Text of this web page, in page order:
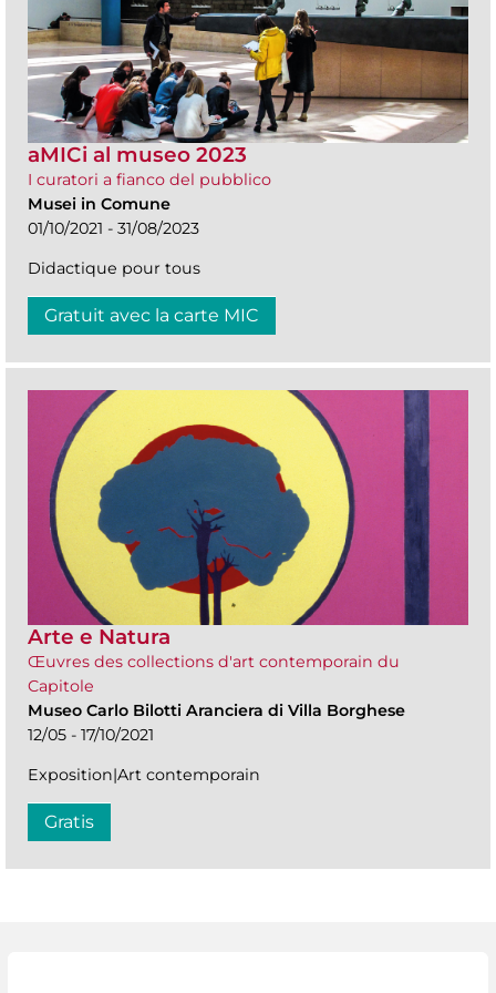
aMICi al museo 2023
I curatori a fianco del pubblico
Musei in Comune
01/10/2021 - 31/08/2023
Didactique pour tous
Gratuit avec la carte MIC
Arte e Natura
Œuvres des collections d'art contemporain du
Capitole
Museo Carlo Bilotti Aranciera di Villa Borghese
12/05 - 17/10/2021
Exposition|Art contemporain
Gratis